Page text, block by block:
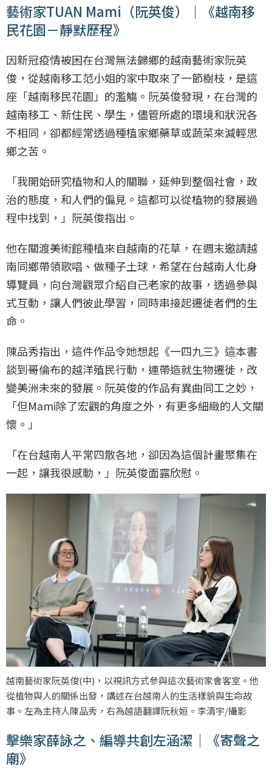
藝術家TUAN Mami（阮英俊）｜《越南移
民花園－靜默歷程》
因新冠疫情被困在台灣無法歸鄉的越南藝術家阮英
俊，從越南移工范小姐的家中取來了一節樹枝，是這
座「越南移民花園」的濫觴。阮英俊發現，在台灣的
越南移工、新住民、學生，儘管所處的環境和狀況各
不相同，卻都經常透過種植家鄉藥草或蔬菜來減輕思
鄉之苦。
「我開始研究植物和人的關聯，延伸到整個社會，政
治的態度，和人們的偏見。這都可以從植物的發展過
程中找到，」阮英俊指出。
他在關渡美術館種植來自越南的花草，在週末邀請越
南同鄉帶領歌唱、做種子土球，希望在台越南人化身
導覽員，向台灣觀眾介紹自己老家的故事，透過參與
式互動，讓人們彼此學習，同時串接起遷徙者們的生
命。
陳品秀指出，這件作品令她想起《一四九三》這本書
談到哥倫布的越洋殖民行動，連帶造就生物遷徙，改
變美洲未來的發展。阮英俊的作品有異曲同工之妙，
「但Mami除了宏觀的角度之外，有更多細緻的人文關
懷。」
「在台越南人平常四散各地，卻因為這個計畫聚集在
一起，讓我很感動，」阮英俊面露欣慰。
越南藝術家阮英俊(中)，以視訊方式參與這次藝術家會客室。他
從植物與人的關係出發，講述在台越南人的生活樣貌與生命故
事。左為主持人陳品秀，右為越語翻譯阮秋姮。李清宇/攝影
擊樂家薛詠之、編導共創左涵潔｜《寄聲之
廟》